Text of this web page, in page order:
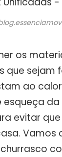
os
que sejam
ao
esqueça
evitar
Vamos